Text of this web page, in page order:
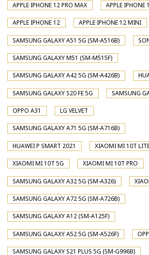
APPLE IPHONE 12 PRO MAX APPLE IPHONE
APPLE IPHONE 12 APPLE IPHONE 12 MINI
SAMSUNG GALAXY A51 5G (SM-A516B)
SAMSUNG GALAXY M51 (SM-M515F)
SAMSUNG GALAXY A42 5G (SM-A426B)
SAMSUNG GALAXY S20 FE 5G SAMSUNG
OPPO A31 LG VELVET
SAMSUNG GALAXY A71 5G (SM-A716B)
HUAWEI P SMART 2021 XIAOMI MI 10T
XIAOMI MI 10T 5G XIAOMI MI 10T PRO
SAMSUNG GALAXY A32 5G (SM-A326)
SAMSUNG GALAXY A72 5G (SM-A726B)
SAMSUNG GALAXY A12 (SM-A125F)
SAMSUNG GALAXY A52 5G (SM-A526F)
SAMSUNG GALAXY S21 PLUS 5G (SM-G996B)